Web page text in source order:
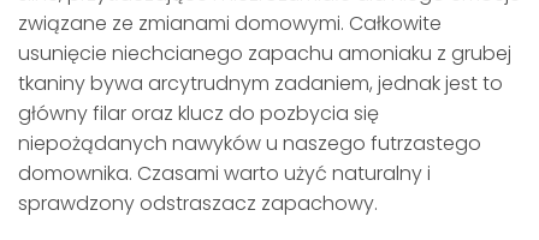
związane ze zmianami domowymi. Całkowite
usunięcie niechcianego zapachu amoniaku z grubej
tkaniny bywa arcytrudnym zadaniem, jednak jest to
główny filar oraz klucz do pozbycia się
niepożądanych nawyków u naszego futrzastego
domownika. Czasami warto użyć naturalny i
sprawdzony odstraszacz zapachowy.